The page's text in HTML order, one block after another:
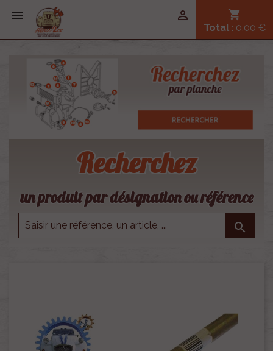
 shopping_cart
Total : 0,00 €

Recherchez
un produit par désignation ou référence
